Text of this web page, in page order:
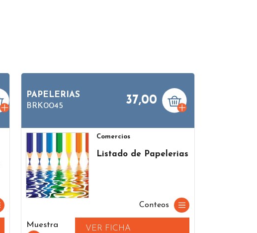
PAPELERIAS
BRK0045
37,00
Comercios
Listado de Papelerias
Conteos
Muestra
VER FICHA